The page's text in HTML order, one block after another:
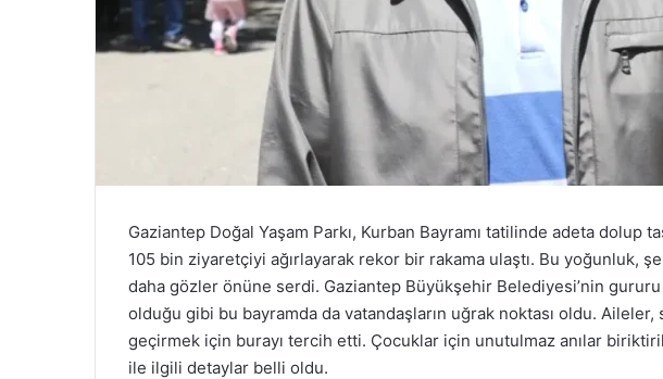
Gaziantep Doğal Yaşam Parkı, Kurban Bayramı tatilinde adeta dolup
105 bin ziyaretçiyi ağırlayarak rekor bir rakama ulaştı. Bu yoğunluk,
daha gözler önüne serdi. Gaziantep Büyükşehir Belediyesi’nin
olduğu gibi bu bayramda da vatandaşların uğrak noktası oldu.
geçirmek için burayı tercih etti. Çocuklar için unutulmaz anılar
ile ilgili detaylar belli oldu.